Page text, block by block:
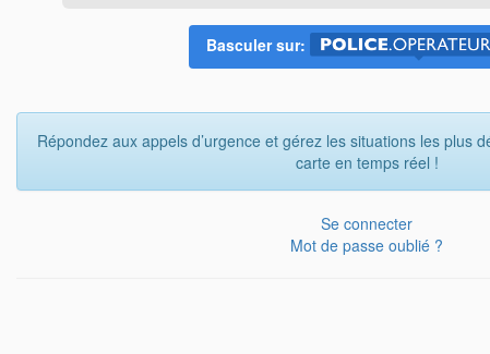
Basculer sur:
Répondez aux appels d’urgence et gérez les situations les plus
carte en temps réel !
Se connecter
Mot de passe oublié ?